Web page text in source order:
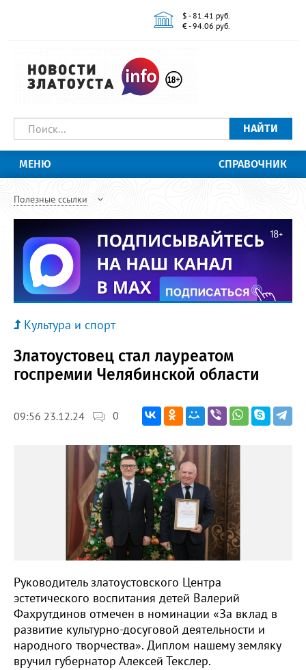
$ - 81.41 руб.
€ - 94.06 руб.
НАЙТИ
МЕНЮ СПРАВОЧНИК
Полезные ссылки
Культура и спорт
Златоустовец стал лауреатом
госпремии Челябинской области
09:56 23.12.24 0
Руководитель златоустовского Центра
эстетического воспитания детей Валерий
Фахрутдинов отмечен в номинации «За вклад в
развитие культурно-досуговой деятельности и
народного творчества». Диплом нашему земляку
вручил губернатор Алексей Текслер.